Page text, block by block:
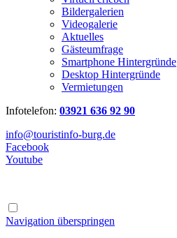
Bildergalerien
Videogalerie
Aktuelles
Gästeumfrage
Smartphone Hintergründe
Desktop Hintergründe
Vermietungen
Infotelefon: 03921 636 92 90
info@touristinfo-burg.de
Facebook
Youtube
Navigation überspringen